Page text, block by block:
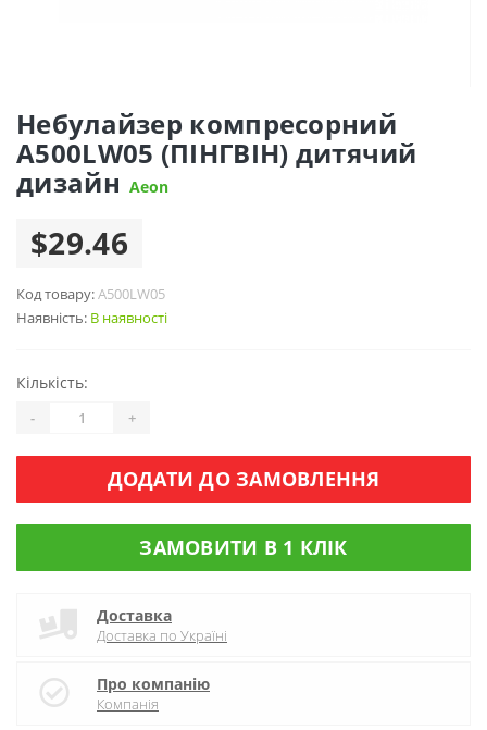
Небулайзер компресорний
A500LW05 (ПІНГВІН) дитячий
дизайн Aeon
$29.46
Код товару:A500LW05
Наявність: В наявності
Кількість:
- +
ДОДАТИ ДО ЗАМОВЛЕННЯ
ЗАМОВИТИ В 1 КЛІК
Доставка
Доставка по Україні
Про компанію
Компанія